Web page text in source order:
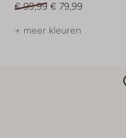
€ 99,99 € 79,99
+ meer kleuren